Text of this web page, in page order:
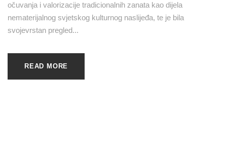
očuvanja i valorizacije tradicionalnih zanata kao dijela
nematerijalnog svjetskog kulturnog naslijeđa, te je bila
svojevrstan pregled...
READ MORE